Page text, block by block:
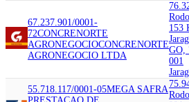
67.237.901/0001-
72CONCRENORTE
AGRONEGOCIOCONCRENORTE
AGRONEGOCIO LTDA
153
GO,
001
55.718.117/0001-05MEGA SAFRA